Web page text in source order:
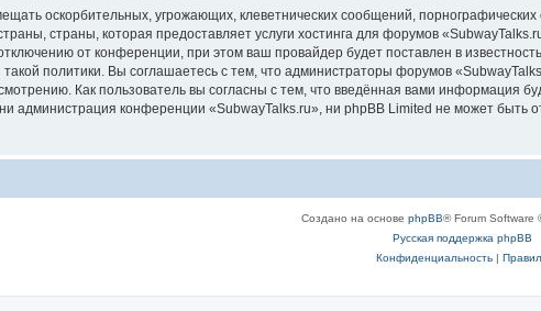
оскорбительных, угрожающих, клеветнических сообщений,
страны, которая предоставляет услуги хостинга для форумов
от конференции, при этом ваш провайдер будет поставлен в
политики. Вы соглашаетесь с тем, что администраторы форумов
Как пользователь вы согласны с тем, что введённая вами информация
администрация конференции «SubwayTalks.ru», ни phpBB Limited не может быть
Создано на основе phpBB® Forum Software
Русская поддержка phpBB
Конфиденциальность|